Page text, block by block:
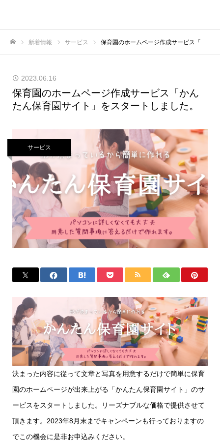
新着情報 サービス 保育園のホームページ作成サービス「かんたん保育園サイト」をスタートしました。
2023.06.16
保育園のホームページ作成サービス「かん
たん保育園サイト」をスタートしました。
サービス
決まった内容に従って文章と写真を用意するだけで簡単に保育
園のホームページが出来上がる「かんたん保育園サイト」のサ
ービスをスタートしました。リーズナブルな価格で提供させて
頂きます。2023年8月末までキャンペーンも行っておりますの
でこの機会に是非お申込みください。